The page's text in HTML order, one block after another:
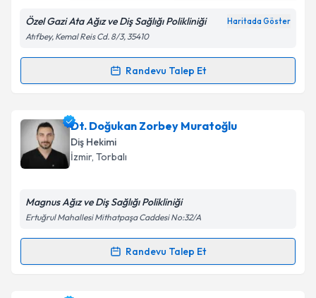
Metni'ni okudum ve kişisel verilerimin belirtilen
kapsamda işlenmesini kabul ediyorum.
Takvim Talebini Gönder
Özel Gazi Ata Ağız ve Diş Sağlığı Polikliniği Haritada Göster
Atıfbey, Kemal Reis Cd. 8/3, 35410
Randevu Talep Et
Randevu Takvimi Talebi
Uzm. Dr. Dt. Duygu Ozaiçin randevu takvimi talebi
oluşturun. Size bu uzmandan randevu almanız için bir
takvim hazırlandığında e-posta ile bilgilendireceğiz.
Kişisel verilerimin işlenmesine ilişkin
Metni'ni okudum ve kişisel verilerimin belirtilen
Dt. Doğukan Zorbey Muratoğlu
Diş Hekimi
İzmir, Torbalı
Magnus Ağız ve Diş Sağlığı Polikliniği
Ertuğrul Mahallesi Mithatpaşa Caddesi No:32/A
Randevu Talep Et
Randevu Takvimi Talebi